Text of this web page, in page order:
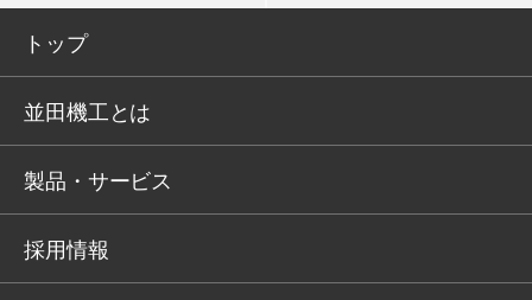
トップ
並田機工とは
製品・サービス
採用情報